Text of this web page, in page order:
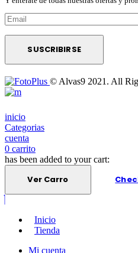
© Alvas9 2021. All
inicio
Categorias
cuenta
0 carrito
has been added to your cart:
Ver Carro
Inicio
Tienda
Mi cuenta